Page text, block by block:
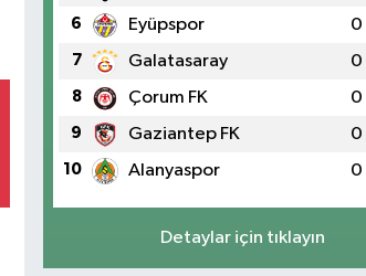
6 Eyüpspor 0
7 Galatasaray 0
8 Çorum FK 0
9 Gaziantep FK 0
10 Alanyaspor 0
Detaylar için tıklayın